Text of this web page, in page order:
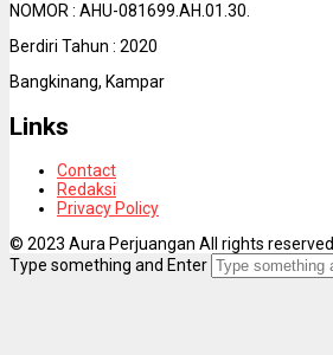
NOMOR : AHU-081699.AH.01.30.
Berdiri Tahun : 2020
Bangkinang, Kampar
Links
Contact
Redaksi
Privacy Policy
© 2023 Aura Perjuangan All rights reserved.
Type something and Enter